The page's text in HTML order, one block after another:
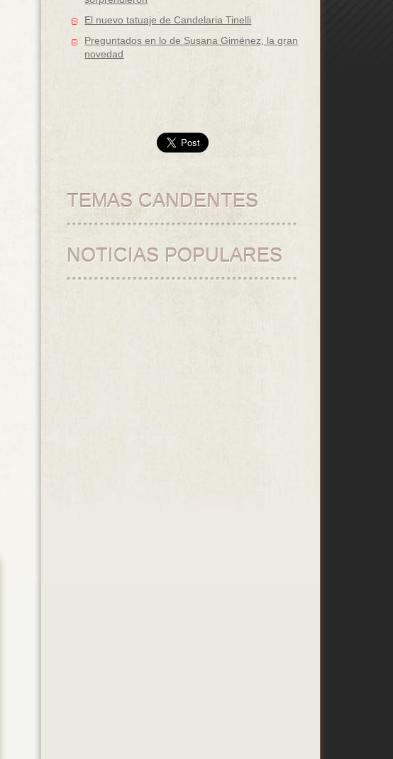
El nuevo tatuaje de Candelaria Tinelli
Preguntados en lo de Susana Giménez, la gran
novedad
TEMAS CANDENTES
NOTICIAS POPULARES